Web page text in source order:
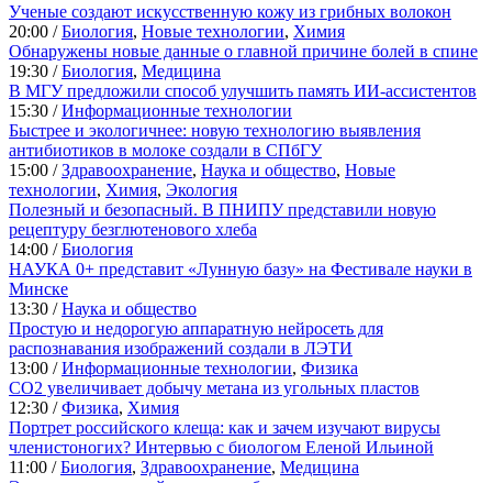
Ученые создают искусственную кожу из грибных волокон
20:00 /Биология, Новые технологии, Химия
Обнаружены новые данные о главной причине болей в спине
19:30 /Биология, Медицина
В МГУ предложили способ улучшить память ИИ-ассистентов
15:30 /Информационные технологии
Быстрее и экологичнее: новую технологию выявления
антибиотиков в молоке создали в СПбГУ
15:00 /Здравоохранение, Наука и общество, Новые
технологии, Химия, Экология
Полезный и безопасный. В ПНИПУ представили новую
рецептуру безглютенового хлеба
14:00 /Биология
НАУКА 0+ представит «Лунную базу» на Фестивале науки в
Минске
13:30 /Наука и общество
Простую и недорогую аппаратную нейросеть для
распознавания изображений создали в ЛЭТИ
13:00 /Информационные технологии, Физика
CO2 увеличивает добычу метана из угольных пластов
12:30 /Физика, Химия
Портрет российского клеща: как и зачем изучают вирусы
членистоногих? Интервью с биологом Еленой Ильиной
11:00 /Биология, Здравоохранение, Медицина